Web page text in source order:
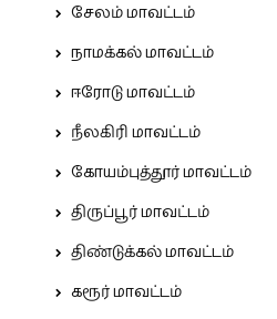
சேலம் மாவட்டம்
நாமக்கல் மாவட்டம்
ஈரோடு மாவட்டம்
நீலகிரி மாவட்டம்
கோயம்புத்தூர் மாவட்டம்
திருப்பூர் மாவட்டம்
திண்டுக்கல் மாவட்டம்
கரூர் மாவட்டம்